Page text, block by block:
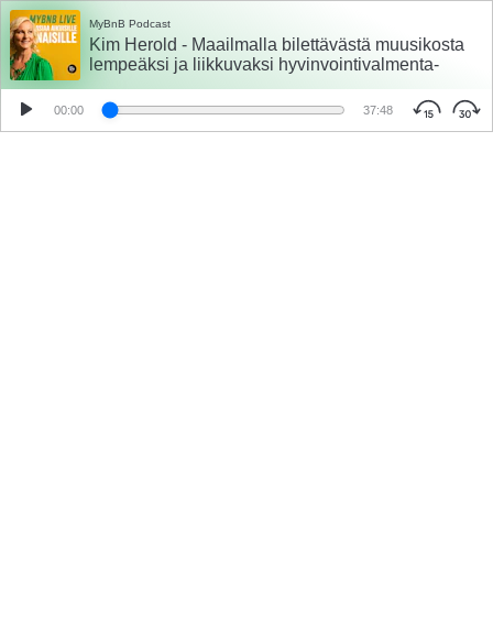
MyBnB Podcast
Kim Herold - Maailmalla bilettävästä muusikosta
lempeäksi ja liikkuvaksi hyvinvointivalmenta-
00:00 37:48